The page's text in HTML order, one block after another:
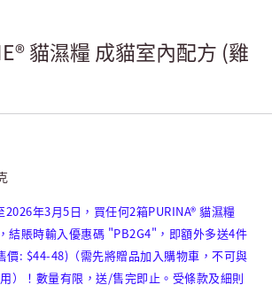
貓濕糧 成貓室內配方 (雞
2026年3 月5 日，買任何2箱PURINA® 貓濕糧
結賬時輸入優惠碼 "PB2G4" ，即額外多送4件
價: $44-48) （需先將贈品加入購物車，不可與
）！數量有限，送/售完即止。 受條款及細則